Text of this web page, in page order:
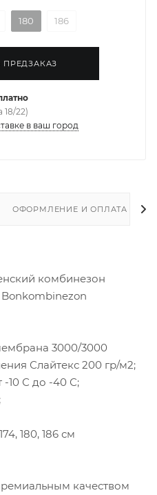
180 186
22)
в ваш город
ОФОРМЛЕНИЕ И ОПЛАТА
комбинезон
3000/3000
Слайтекс 200 гр/м2;
10 С до -40 С;
180, 186 см
качеством